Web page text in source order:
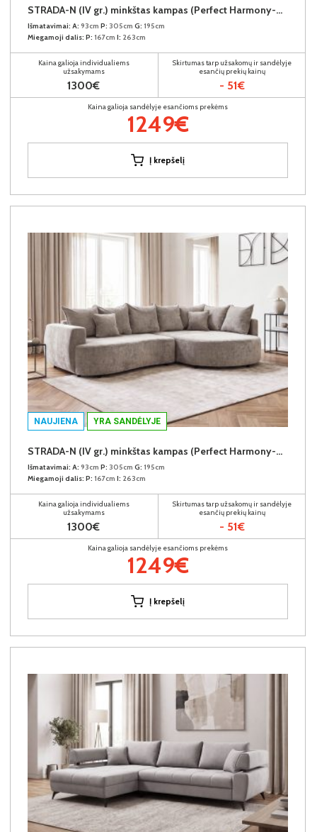
STRADA-N (IV gr.) minkštas kampas (Perfect Harmony-04) K
Išmatavimai: A: 93cm P: 305cm G: 195cm
Miegamoji dalis: P: 167cm I: 263cm
Kaina galioja individualiems
užsakymams
1300€
Skirtumas tarp užsakomų ir sandėlyje
esančių prekių kainų
- 51€
Kaina galioja sandėlyje esančioms prekėms
1249€
Į krepšelį
NAUJIENA YRA SANDĖLYJE
STRADA-N (IV gr.) minkštas kampas (Perfect Harmony-04) D
Išmatavimai: A: 93cm P: 305cm G: 195cm
Miegamoji dalis: P: 167cm I: 263cm
Kaina galioja individualiems
užsakymams
1300€
Skirtumas tarp užsakomų ir sandėlyje
esančių prekių kainų
- 51€
Kaina galioja sandėlyje esančioms prekėms
1249€
Į krepšelį